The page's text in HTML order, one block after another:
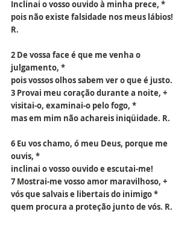
Inclinai o vosso ouvido à minha prece, *
pois não existe falsidade nos meus lábios!
R.
2 De vossa face é que me venha o
julgamento, *
pois vossos olhos sabem ver o que é justo.
3 Provai meu coração durante a noite, +
visitai-o, examinai-o pelo fogo, *
mas em mim não achareis iniqüidade. R.
6 Eu vos chamo, ó meu Deus, porque me
ouvis, *
inclinai o vosso ouvido e escutai-me!
7 Mostrai-me vosso amor maravilhoso, +
vós que salvais e libertais do inimigo *
quem procura a proteção junto de vós. R.